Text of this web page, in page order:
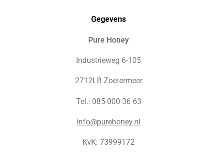
Gegevens
Pure Honey
Industrieweg 6-105
2712LB Zoetermeer
Tel.: 085-000 36 63
info@purehoney.nl
KvK: 73999172